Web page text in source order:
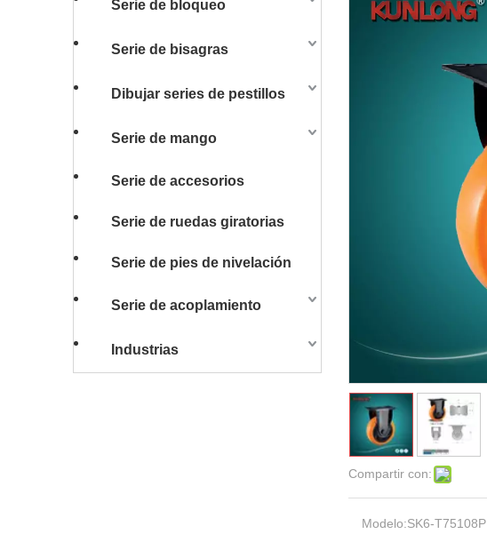
Serie de bloqueo
Serie de bisagras
Dibujar series de pestillos
Serie de mango
Serie de accesorios
Serie de ruedas giratorias
Serie de pies de nivelación
Serie de acoplamiento
Industrias
Compartir con:
Modelo:SK6-T75108P